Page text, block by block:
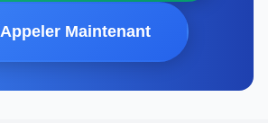
Appeler Maintenant